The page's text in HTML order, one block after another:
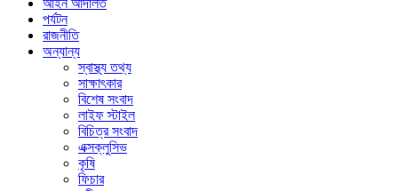
পর্যটন
রাজনীতি
অন্যান্য
স্বাস্থ্য তথ্য
সাক্ষাৎকার
বিশেষ সংবাদ
লাইফ স্টাইল
বিচিত্র সংবাদ
এক্সক্লুসিভ
কৃষি
ফিচার